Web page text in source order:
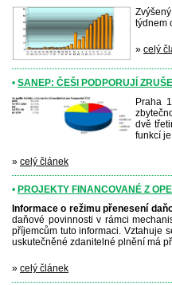
týdnem
» celý
• SANEP: ČEŠI PODPORUJÍ
Praha
dvě
funkcí
» celý článek
• PROJEKTY FINANCOVANÉ Z
Informace o režimu přenesení
daňové povinnosti v rámci
příjemcům tuto informaci. Vztahuje
uskutečněné zdanitelné plnění má
» celý článek